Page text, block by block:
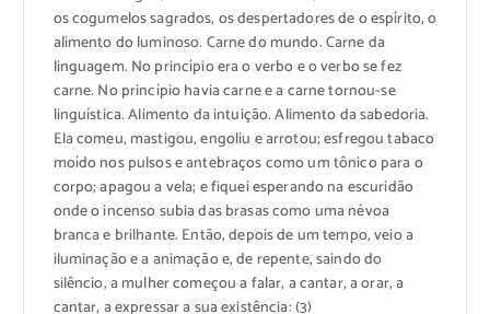
os cogumelos sagrados, os despertadores de o espírito, o
alimento do luminoso. Carne do mundo. Carne da
linguagem. No princípio era o verbo e o verbo se fez
carne. No princípio havia carne e a carne tornou-se
linguística. Alimento da intuição. Alimento da sabedoria.
Ela comeu, mastigou, engoliu e arrotou; esfregou tabaco
moído nos pulsos e antebraços como um tônico para o
corpo; apagou a vela; e fiquei esperando na escuridão
onde o incenso subia das brasas como uma névoa
branca e brilhante. Então, depois de um tempo, veio a
iluminação e a animação e, de repente, saindo do
silêncio, a mulher começou a falar, a cantar, a orar, a
cantar, a expressar a sua existência: (3)